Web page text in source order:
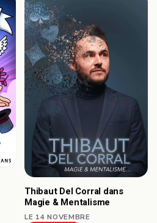
Thibaut Del Corral dans
Magie & Mentalisme
LE 14 NOVEMBRE